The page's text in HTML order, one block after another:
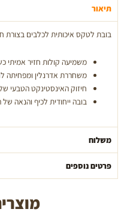
תיאור
בובת לטקס איכותית לכלבים בצורת
משמיעה קולות חזיר אמיתי
משחררת אדרנלין ומפחיתה
חיזוק האינסטינקט הטבעי
בובה ייחודית לכיף והנאה
משלוח
פרטים נוספים